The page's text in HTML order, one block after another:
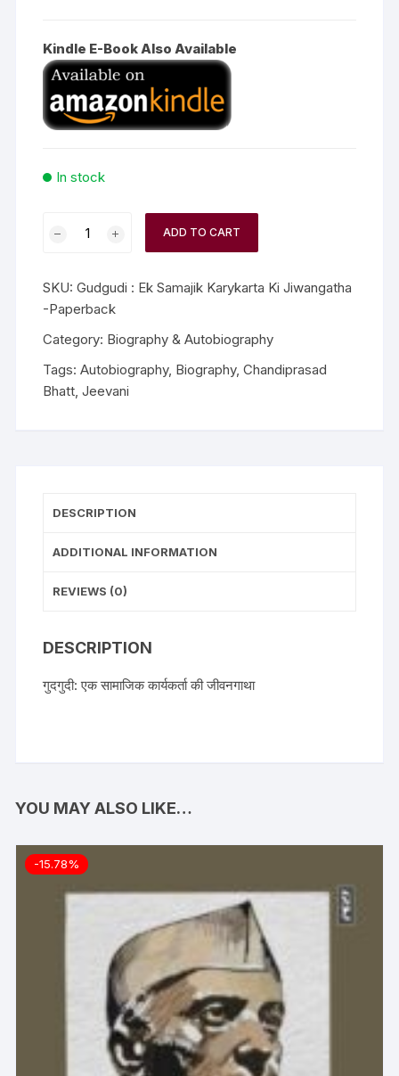
Kindle E-Book Also Available
In stock
ADD TO CART
SKU:Gudgudi : Ek Samajik Karykarta Ki Jiwangatha
-Paperback
Category: Biography & Autobiography
Tags:Autobiography, Biography,Chandiprasad
Bhatt,Jeevani
DESCRIPTION
ADDITIONAL INFORMATION
REVIEWS (0)
DESCRIPTION
गुदगुदी: एक सामाजिक कार्यकर्ता की जीवनगाथा
YOU MAY ALSO LIKE…
-15.78%